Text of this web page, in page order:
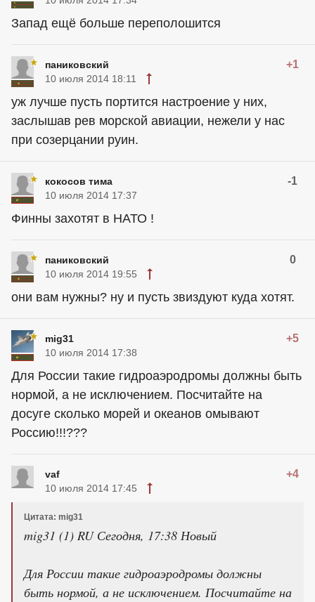
Запад ещё больше переполошится
паниковский +1
10 июля 2014 18:11
уж лучше пусть портится настроение у них,
заслышав рев морской авиации, нежели у нас
при созерцании руин.
кокосов тима -1
10 июля 2014 17:37
Финны захотят в НАТО !
паниковский 0
10 июля 2014 19:55
они вам нужны? ну и пусть звиздуют куда хотят.
mig31 +5
10 июля 2014 17:38
Для России такие гидроаэродромы должны быть
нормой, а не исключением. Посчитайте на
досуге сколько морей и океанов омывают
Россию!!!???
vaf +4
10 июля 2014 17:45
Цитата: mig31
mig31 (1) RU Сегодня, 17:38 Новый
Для России такие гидроаэродромы должны
быть нормой, а не исключением. Посчитайте на